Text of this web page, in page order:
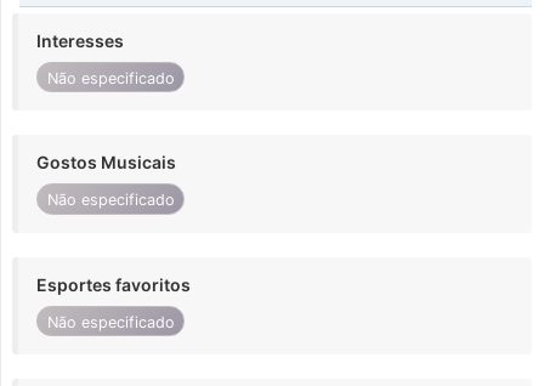
Interesses
Não especificado
Gostos Musicais
Não especificado
Esportes favoritos
Não especificado